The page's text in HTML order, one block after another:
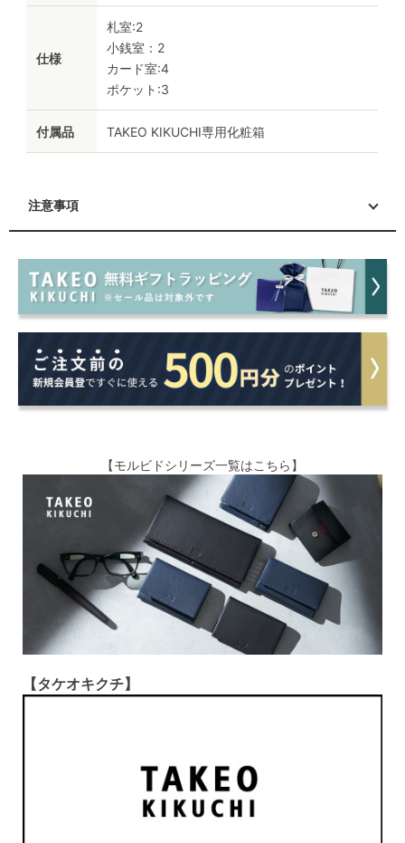
仕様
札室:2
小銭室：2
カード室:4
ポケット:3
付属品 TAKEO KIKUCHI専用化粧箱
注意事項
【モルビドシリーズ一覧はこちら】
【タケオキクチ】